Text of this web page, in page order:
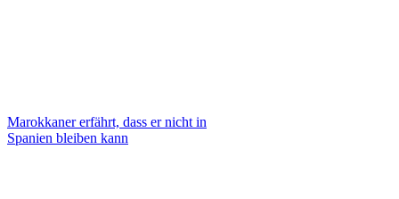
Marokkaner erfährt, dass er nicht in
Spanien bleiben kann